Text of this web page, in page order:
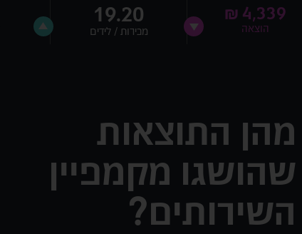
4,339 ₪
הוצאה
19.20
מכירות / לידים
מהן התוצאות
שהושגו מקמפיין
השירותים?